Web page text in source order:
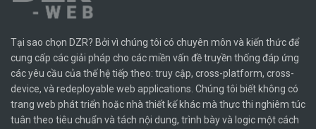
Tại sao chọn DZR? Bởi vì chúng tôi có chuyên môn và kiến ​​thức để
cung cấp các giải pháp cho các miền vấn đề truyền thống đáp ứng
các yêu cầu của thế hệ tiếp theo: truy cập, cross-platform, cross-
device, và redeployable web applications. Chúng tôi biết không có
trang web phát triển hoặc nhà thiết kế khác mà thực thi nghiêm túc
tuân theo tiêu chuẩn và tách nội dung, trình bày và logic một cách